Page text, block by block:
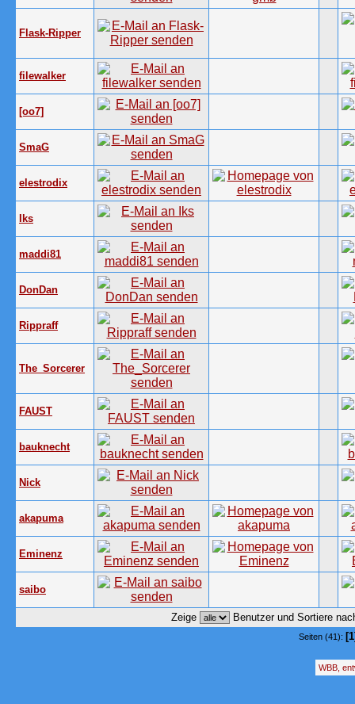
Flask-Ripper
filewalker
[oo7]
SmaG
elestrodix
Iks
maddi81
DonDan
Rippraff
The_Sorcerer
FAUST
bauknecht
Nick
akapuma
Eminenz
saibo
Zeige Benutzer und Sortiere
Seiten (41):
WBB,